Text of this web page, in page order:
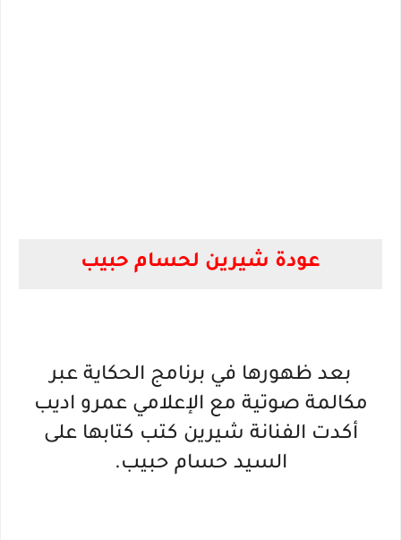
عودة شيرين لحسام حبيب
بعد ظهورها في برنامج الحكاية عبر
مكالمة صوتية مع الإعلامي عمرو اديب
أكدت الفنانة شيرين كتب كتابها على
السيد حسام حبيب.